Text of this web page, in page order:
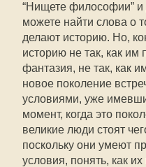
“Нищете философии” и
можете найти слова о
делают историю. Но,
историю не так, как им
фантазия, не так, как
новое поколение
условиями, уже
момент, когда это
великие люди стоят
поскольку они умеют
условия, понять, как